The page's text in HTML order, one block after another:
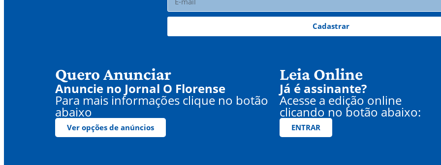
Cadastrar
Quero Anunciar
Anuncie no Jornal O Florense
Para mais informações clique no botão
abaixo
Ver opções de anúncios
Leia Online
Já é assinante?
Acesse a edição online
clicando no botão abaixo:
ENTRAR